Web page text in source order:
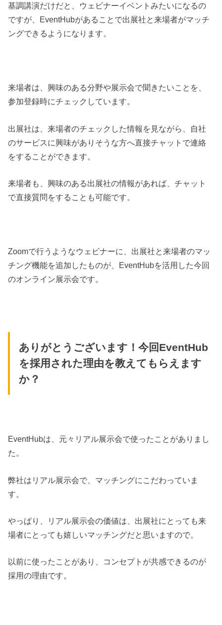
基調講演だけだと、ウェビナーイベントみたいになるの
ですが、EventHubがあることで出展社と来場者がマッチ
ングできるようになります。
来場者は、興味のある分野や展示会で聞きたいことを、
参加登録時にチェックしています。
出展社は、来場者のチェックした情報を見ながら、自社
のサービスに興味がありそうな方へ直接チャットで連絡
をすることができます。
来場者も、興味のある出展社の情報があれば、チャット
で直接質問をすることも可能です。
Zoomで行うようなウェビナーに、出展社と来場者のマッ
チング機能を追加したものが、EventHubを活用した今回
のオンライン展示会です。
ありがとうございます！今回EventHub
を採用された理由を教えてもらえます
か？
EventHubは、元々リアル展示会で使ったことがありまし
た。
弊社はリアル展示会で、マッチングにこだわっていま
す。
やっぱり、リアル展示会の価値は、出展社にとっても来
場者にとっても嬉しいマッチングだと思いますので。
以前に使ったことがあり、コンセプトが共感できるのが
採用の理由です。